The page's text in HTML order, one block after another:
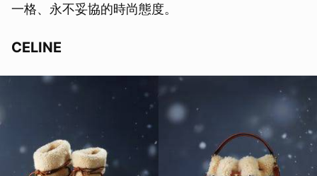
一格、永不妥協的時尚態度。
CELINE